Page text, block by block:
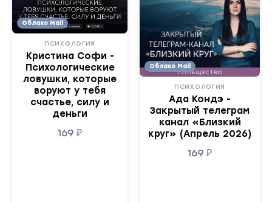
Облако Mail
ПСИХОЛОГИЯ
Кристина Софи -
Психологические
ловушки, которые
воруют у тебя
счастье, силу и
деньги
169 ₽
Облако Mail
ПСИХОЛОГИЯ
Ада Кондэ -
Закрытый телеграм
канал «Близкий
круг» (Апрель 2026)
169 ₽